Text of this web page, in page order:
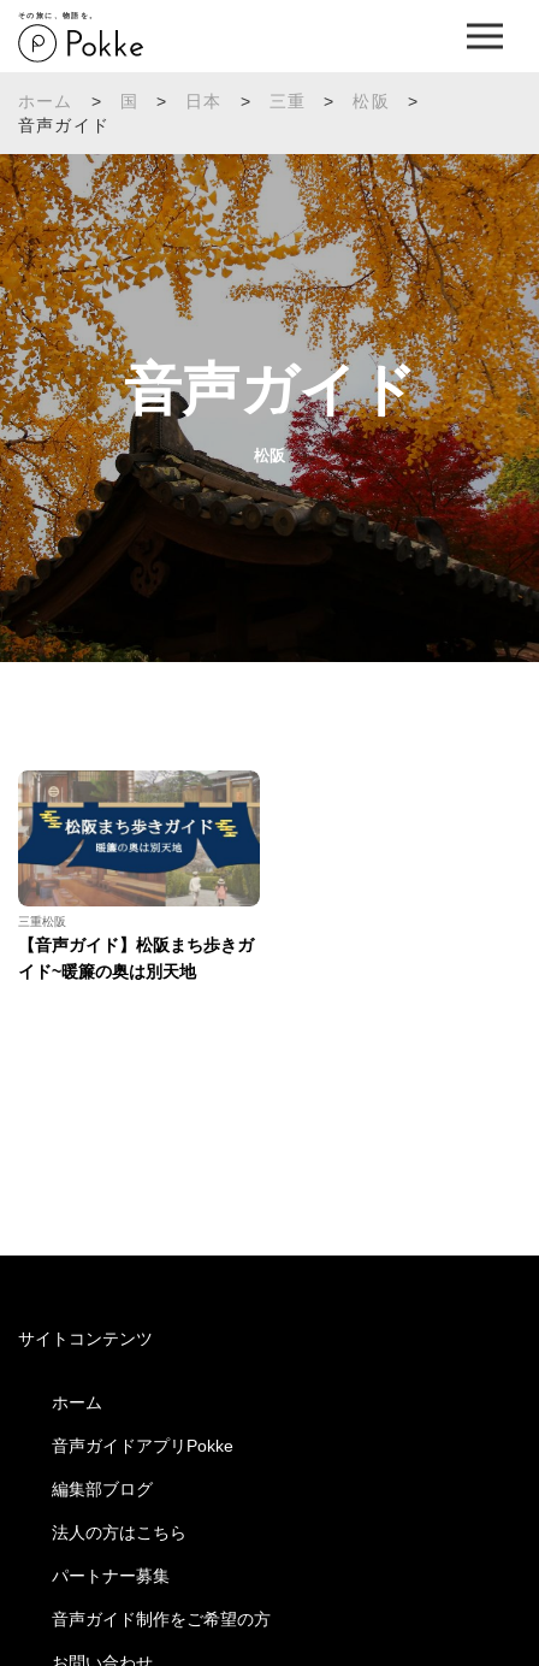
その旅に、物語を。
ホーム > 国 > 日本 > 三重 > 松阪
>
音声ガイド
音声ガイド
松阪
三重松阪
【音声ガイド】松阪まち歩きガ
イド~暖簾の奥は別天地
サイトコンテンツ
ホーム
音声ガイドアプリPokke
編集部ブログ
法人の方はこちら
パートナー募集
音声ガイド制作をご希望の方